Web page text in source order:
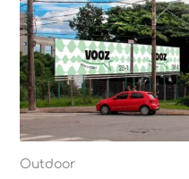
Outdoor